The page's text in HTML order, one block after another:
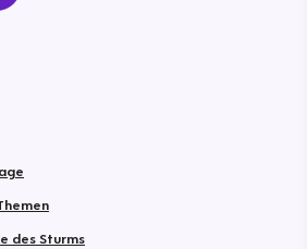
des Sturms